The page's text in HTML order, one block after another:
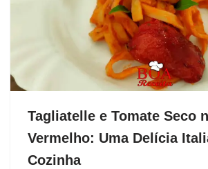
Tagliatelle e Tomate Seco
Vermelho: Uma Delícia
Cozinha